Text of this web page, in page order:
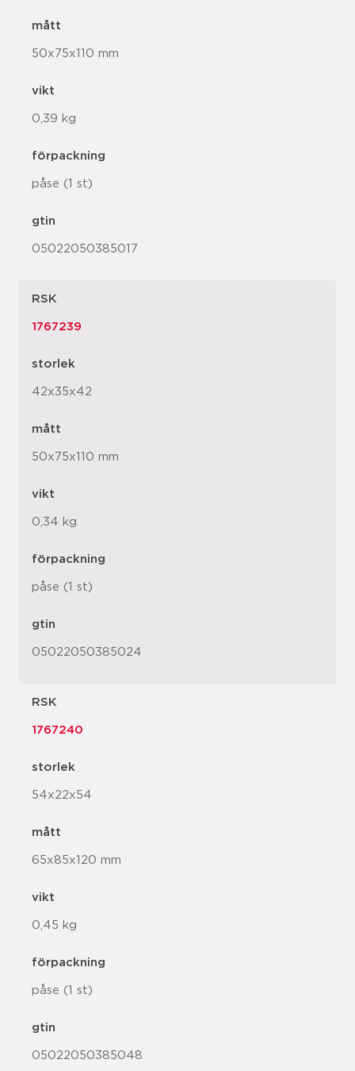
mått
50x75x110 mm
vikt
0,39 kg
förpackning
påse (1 st)
gtin
05022050385017
RSK
1767239
storlek
42x35x42
mått
50x75x110 mm
vikt
0,34 kg
förpackning
påse (1 st)
gtin
05022050385024
RSK
1767240
storlek
54x22x54
mått
65x85x120 mm
vikt
0,45 kg
förpackning
påse (1 st)
gtin
05022050385048